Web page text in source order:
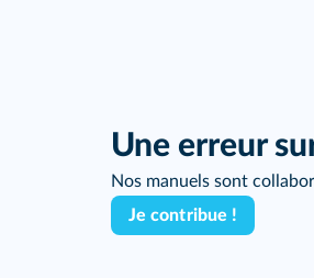
Une erreur
Nos manuels sont
Je contribue !